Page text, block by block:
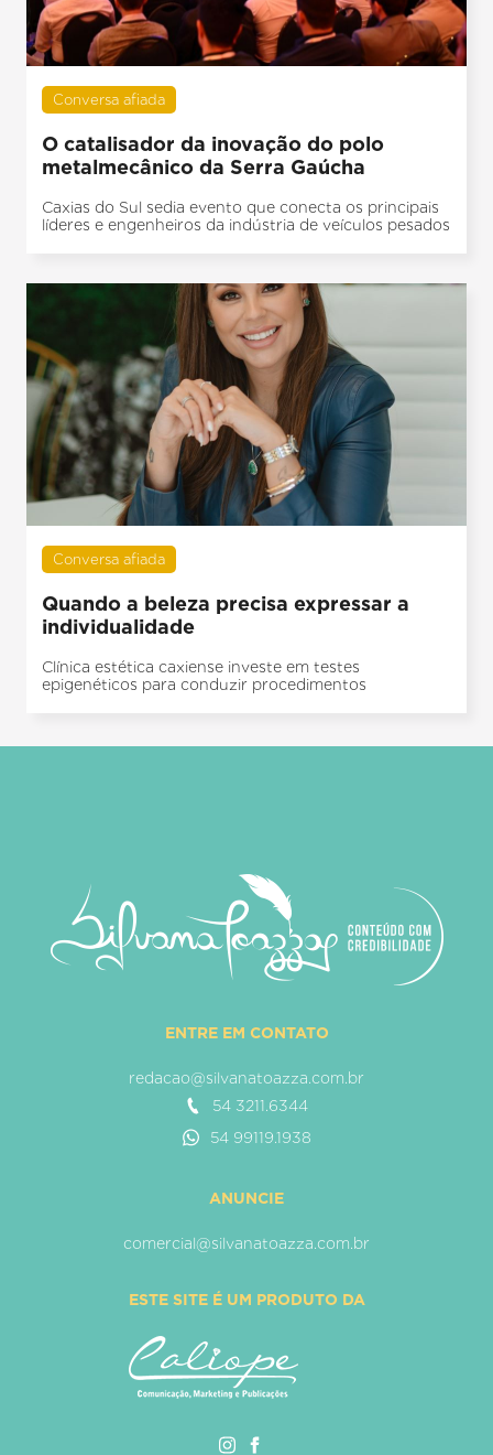
Conversa afiada
O catalisador da inovação do polo
metalmecânico da Serra Gaúcha
Caxias do Sul sedia evento que conecta os principais
líderes e engenheiros da indústria de veículos pesados
Conversa afiada
Quando a beleza precisa expressar a
individualidade
Clínica estética caxiense investe em testes
epigenéticos para conduzir procedimentos
ENTRE EM CONTATO
redacao@silvanatoazza.com.br
54 3211.6344
54 99119.1938
ANUNCIE
comercial@silvanatoazza.com.br
ESTE SITE É UM PRODUTO DA